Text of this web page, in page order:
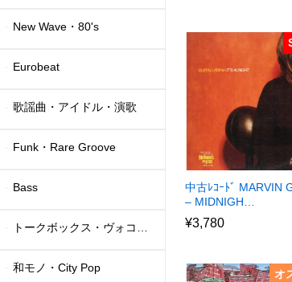
中古ﾚｺｰﾄﾞ MARVIN
– MIDNIGH…
¥3,780
オ
New Wave・80's
Eurobeat
歌謡曲・アイドル・演歌
Funk・Rare Groove
Bass
トークボックス・ヴォコーダー
和モノ・City Pop